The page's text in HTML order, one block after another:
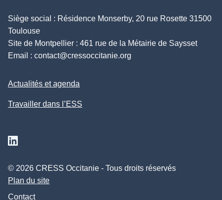
Siège social : Résidence Monserby, 20 rue Rosette 31500
Toulouse
Site de Montpellier : 461 rue de la Métairie de Saysset
Email : contact@cressoccitanie.org
Actualités et agenda
Travailler dans l’ESS
© 2026 CRESS Occitanie - Tous droits réservés
Plan du site
Contact